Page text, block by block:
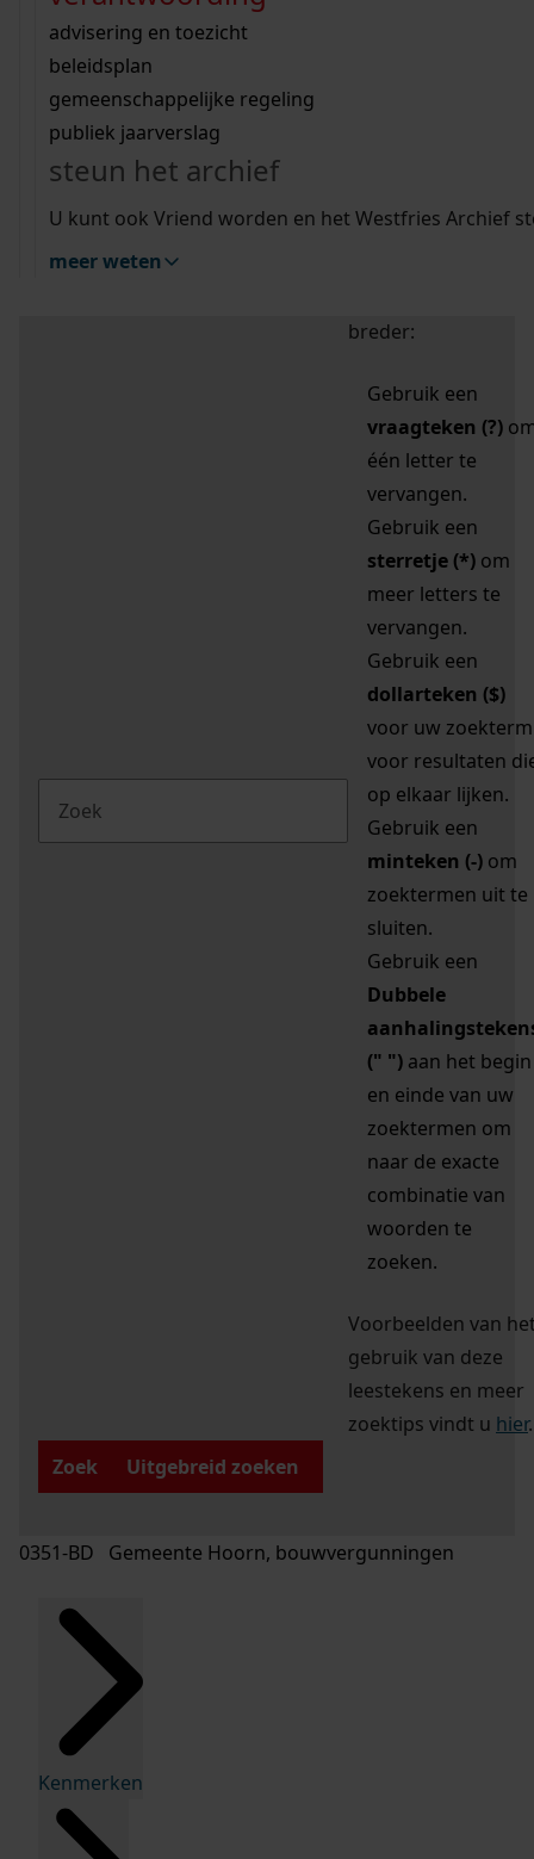
bouwvergunningen
omgevingsvergunningen
vergunningen
beeld en geluid
uitleg nodig?
Wij helpen u op weg met een aantal zoektips.
bekijk alle zoektips
Wij helpen u op weg met een aantal zoektips.
bekijk alle zoektips
bekijk ons geschiedenislokaal
advisering en toezicht
beleidsplan
gemeenschappelijke regeling
publiek jaarverslag
steun het archief
U kunt ook Vriend worden en het Westfries Archief
meer weten
zoektips
Mijn Studiezaal (inloggen)
uw zoekopdracht te
breder:
Gebruik een
vraagteken (?)
één letter te
vervangen.
Gebruik een
sterretje (*) om
meer letters te
vervangen.
Gebruik een
dollarteken ($)
voor uw zoekterm
voor resultaten
op elkaar lijken.
Gebruik een
minteken (-) om
zoektermen uit te
sluiten.
Gebruik een
Dubbele
(" ") aan het begin
en einde van uw
zoektermen om
naar de exacte
combinatie van
woorden te
zoeken.
Voorbeelden van
gebruik van deze
leestekens en meer
zoektips vindt u hier.
Zoek
Uitgebreid zoeken
0351-BD Gemeente Hoorn, bouwvergunningen
Kenmerken